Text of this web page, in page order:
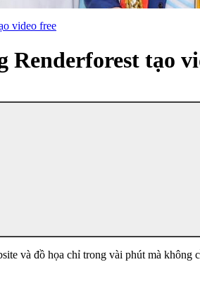
video free
Renderforest tạo
và đồ họa chỉ trong vài phút mà